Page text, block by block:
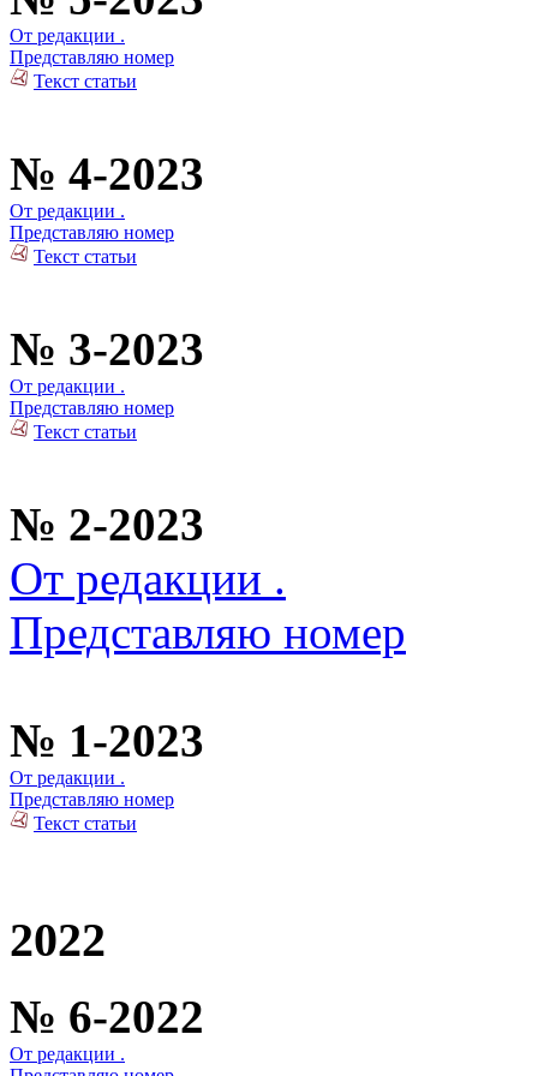
От редакции .
Представляю номер
Текст статьи
№ 4-2023
От редакции .
Представляю номер
Текст статьи
№ 3-2023
От редакции .
Представляю номер
Текст статьи
№ 2-2023
От редакции .
Представляю номер
№ 1-2023
От редакции .
Представляю номер
Текст статьи
2022
№ 6-2022
От редакции .